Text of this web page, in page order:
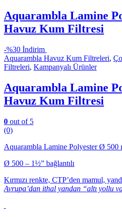
Aquarambla Lamine
Havuz Kum Filtresi
-%30 İndirim
Aquarambla Havuz Kum Filtreleri,
Filtreleri, Kampanyalı Ürünler
Aquarambla Lamine
Havuz Kum Filtresi
0 out of 5
(0)
Aquarambla Lamine Polyester Ø
Ø 500 – 1½” bağlantılı
Kırmızı renkte, CTP’den mamul,
Avrupa’dan ithal yandan “altı yollu